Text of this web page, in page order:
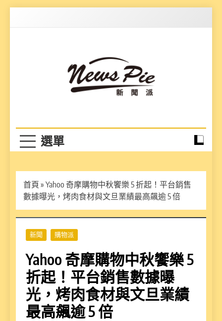
首頁 » Yahoo 奇摩購物中秋饗樂 5 折起！平台銷售
數據曝光，烤肉食材與文旦業績最高飆逾 5 倍
新聞 購物派
Yahoo 奇摩購物中秋饗樂 5
折起！平台銷售數據曝
光，烤肉食材與文旦業績
最高飆逾 5 倍